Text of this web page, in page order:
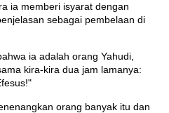
ia memberi isyarat dengan
sebagai pembelaan di
ia adalah orang Yahudi,
kira-kira dua jam lamanya:
orang banyak itu dan